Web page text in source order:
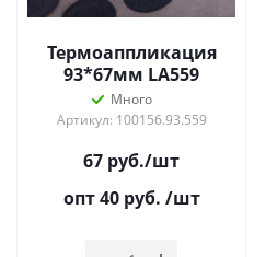
Термоаппликация
93*67мм LА559
Т.Синий
Много
Артикул: 100156.93.559
67 руб./шт
опт 40 руб. /шт